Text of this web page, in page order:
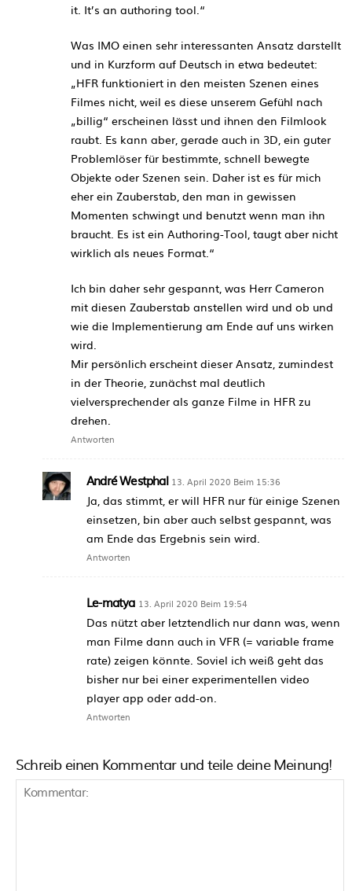
it. It’s an authoring tool.“
Was IMO einen sehr interessanten Ansatz darstellt
und in Kurzform auf Deutsch in etwa bedeutet:
„HFR funktioniert in den meisten Szenen eines
Filmes nicht, weil es diese unserem Gefühl nach
„billig“ erscheinen lässt und ihnen den Filmlook
raubt. Es kann aber, gerade auch in 3D, ein guter
Problemlöser für bestimmte, schnell bewegte
Objekte oder Szenen sein. Daher ist es für mich
eher ein Zauberstab, den man in gewissen
Momenten schwingt und benutzt wenn man ihn
braucht. Es ist ein Authoring-Tool, taugt aber nicht
wirklich als neues Format.“
Ich bin daher sehr gespannt, was Herr Cameron
mit diesen Zauberstab anstellen wird und ob und
wie die Implementierung am Ende auf uns wirken
wird.
Mir persönlich erscheint dieser Ansatz, zumindest
in der Theorie, zunächst mal deutlich
vielversprechender als ganze Filme in HFR zu
drehen.
Antworten
André Westphal 13. April 2020 Beim 15:36
Ja, das stimmt, er will HFR nur für einige Szenen
einsetzen, bin aber auch selbst gespannt, was
am Ende das Ergebnis sein wird.
Antworten
Le-matya 13. April 2020 Beim 19:54
Das nützt aber letztendlich nur dann was, wenn
man Filme dann auch in VFR (= variable frame
rate) zeigen könnte. Soviel ich weiß geht das
bisher nur bei einer experimentellen video
player app oder add-on.
Antworten
Schreib einen Kommentar und teile deine Meinung!